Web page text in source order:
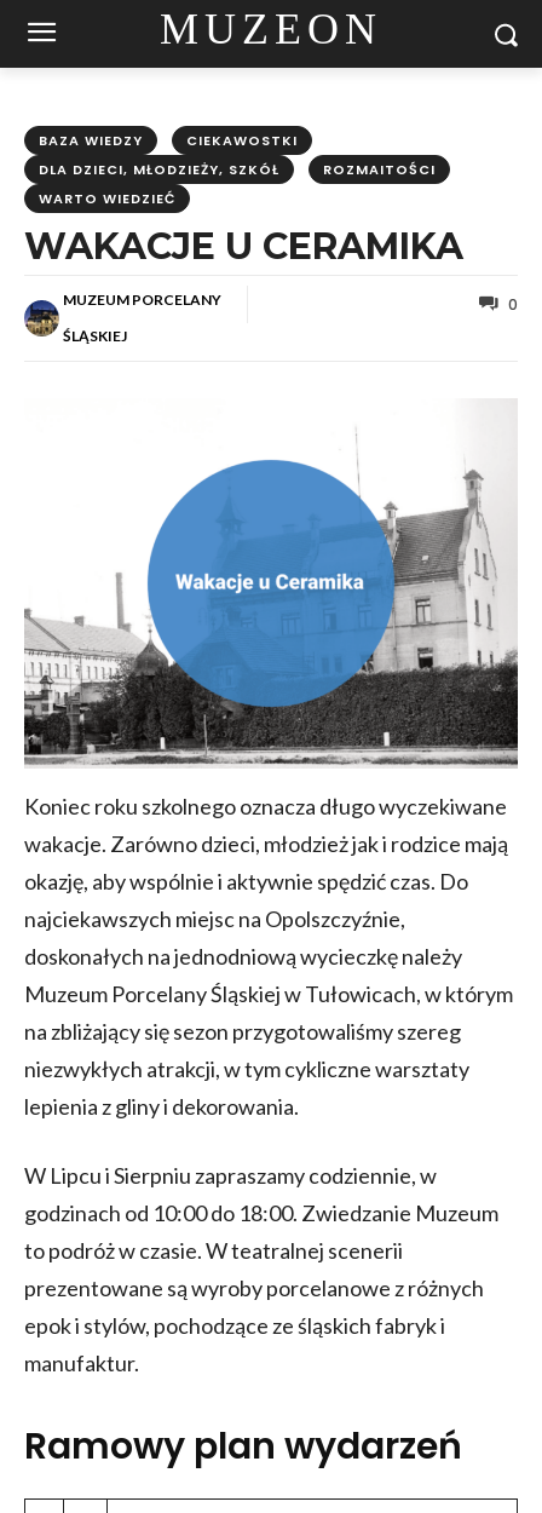
MUZEON
BAZA WIEDZY
CIEKAWOSTKI
DLA DZIECI, MŁODZIEŻY, SZKÓŁ
ROZMAITOŚCI
WARTO WIEDZIEĆ
WAKACJE U CERAMIKA
MUZEUM PORCELANY
ŚLĄSKIEJ
0
Koniec roku szkolnego oznacza długo wyczekiwane
wakacje. Zarówno dzieci, młodzież jak i rodzice mają
okazję, aby wspólnie i aktywnie spędzić czas. Do
najciekawszych miejsc na Opolszczyźnie,
doskonałych na jednodniową wycieczkę należy
Muzeum Porcelany Śląskiej w Tułowicach, w którym
na zbliżający się sezon przygotowaliśmy szereg
niezwykłych atrakcji, w tym cykliczne warsztaty
lepienia z gliny i dekorowania.
W Lipcu i Sierpniu zapraszamy codziennie, w
godzinach od 10:00 do 18:00. Zwiedzanie Muzeum
to podróż w czasie. W teatralnej scenerii
prezentowane są wyroby porcelanowe z różnych
epok i stylów, pochodzące ze śląskich fabryk i
manufaktur.
Ramowy plan wydarzeń